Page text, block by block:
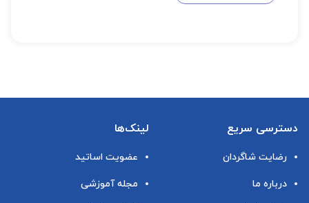
دسترسی سریع
رضایت شاگردان
درباره ما
لینک‌ها
عضویت اساتید
مجله آموزشی